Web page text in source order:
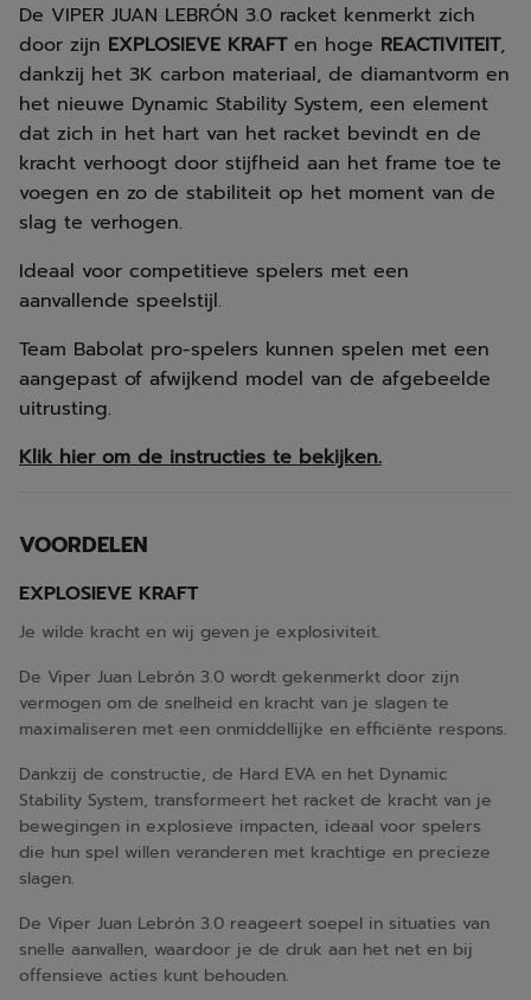
De VIPER JUAN LEBRÓN 3.0 racket kenmerkt zich
door zijn EXPLOSIEVE KRAFTen hoge REACTIVITEIT,
dankzij het 3K carbon materiaal, de diamantvorm en
het nieuwe Dynamic Stability System, een element
dat zich in het hart van het racket bevindt en de
kracht verhoogt door stijfheid aan het frame toe te
voegen en zo de stabiliteit op het moment van de
slag te verhogen.
Ideaal voor competitieve spelers met een
aanvallende speelstijl.
Team Babolat pro-spelers kunnen spelen met een
aangepast of afwijkend model van de afgebeelde
uitrusting.
Klik hier om de instructies te bekijken.
VOORDELEN
EXPLOSIEVE KRAFT
Je wilde kracht en wij geven je explosiviteit.
De Viper Juan Lebrón 3.0 wordt gekenmerkt door zijn
vermogen om de snelheid en kracht van je slagen te
maximaliseren met een onmiddellijke en efficiënte respons.
Dankzij de constructie, de Hard EVA en het Dynamic
Stability System, transformeert het racket de kracht van je
bewegingen in explosieve impacten, ideaal voor spelers
die hun spel willen veranderen met krachtige en precieze
slagen.
De Viper Juan Lebrón 3.0 reageert soepel in situaties van
snelle aanvallen, waardoor je de druk aan het net en bij
offensieve acties kunt behouden.